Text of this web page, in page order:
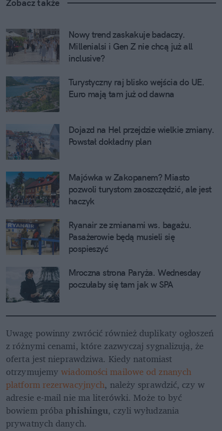
Zobacz także
Nowy trend zaskakuje badaczy.
Millenialsi i Gen Z nie chcą już all
inclusive?
Turystyczny raj blisko wejścia do UE.
Euro mają tam już od dawna
Dojazd na Hel przejdzie wielkie zmiany.
Powstał dokładny plan
Majówka w Zakopanem? Miasto
pozwoli turystom zaoszczędzić, ale jest
haczyk
Ryanair ze zmianami ws. bagażu.
Pasażerowie będą musieli się
pospieszyć
Mroczna strona Paryża. Wednesday
poczułaby się tam jak w SPA
Uwagę powinny zwrócić również duplikaty ogłoszeń
z różnymi cenami, które zazwyczaj sygnalizują, że
oferta jest nieprawdziwa. Kiedy natomiast
otrzymujemy wiadomości mailowe od znanych
platform rezerwacyjnych, należy sprawdzić, czy w
adresie e-mail nie ma literówki. Może to być
bowiem próba phishingu, czyli wyłudzania
prywatnych danych.